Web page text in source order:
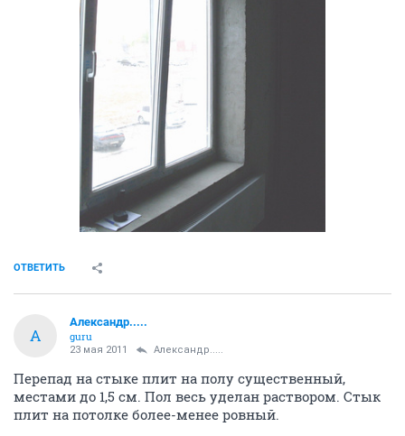
ОТВЕТИТЬ
А
Александр.....
guru
23 мая 2011 Александр.....
Перепад на стыке плит на полу существенный,
местами до 1,5 см. Пол весь уделан раствором. Стык
плит на потолке более-менее ровный.